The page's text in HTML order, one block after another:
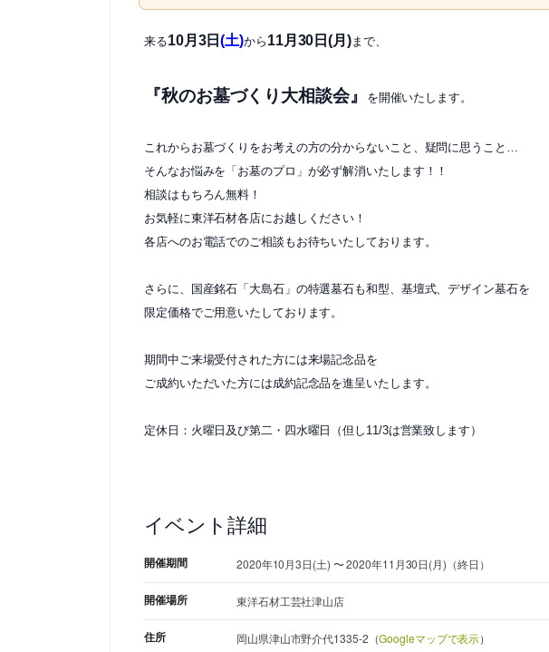
来る10月3日(土)から 11月30日(月)まで、
『秋のお墓づくり大相談会』 を開催いたします。
これからお墓づくりをお考えの方の分からないこと、疑問に思うこと…
そんなお悩みを「お墓のプロ」が必ず解消いたします！！
相談はもちろん無料！
お気軽に東洋石材各店にお越しください！
各店へのお電話でのご相談もお待ちいたしております。
さらに、国産銘石「大島石」の特選墓石も和型、基壇式、デザイン墓石を
限定価格でご用意いたしております。
期間中ご来場受付された方には来場記念品を
ご成約いただいた方には成約記念品を進呈いたします。
定休日：火曜日及び第二・四水曜日（但し11/3は営業致します）
イベント詳細
開催期間 2020年10月3日(土) 〜 2020年11月30日(月)（終日）
開催場所 東洋石材工芸社津山店
住所 岡山県津山市野介代1335-2（Googleマップで表示）